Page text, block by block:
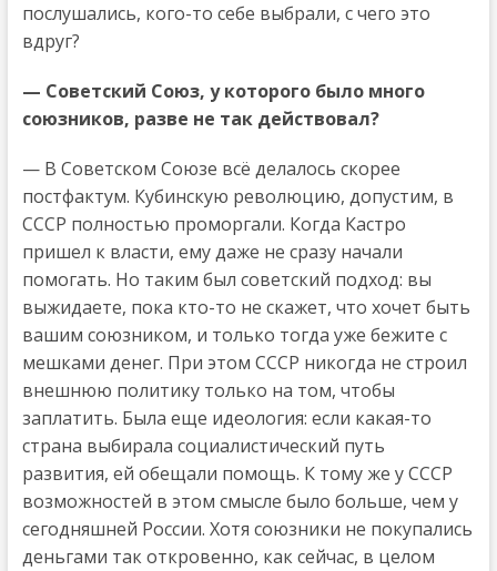
послушались, кого-то себе выбрали, с чего это
вдруг?
— Советский Союз, у которого было много
союзников, разве не так действовал?
— В Советском Союзе всё делалось скорее
постфактум. Кубинскую революцию, допустим, в
СССР полностью проморгали. Когда Кастро
пришел к власти, ему даже не сразу начали
помогать. Но таким был советский подход: вы
выжидаете, пока кто-то не скажет, что хочет быть
вашим союзником, и только тогда уже бежите с
мешками денег. При этом СССР никогда не строил
внешнюю политику только на том, чтобы
заплатить. Была еще идеология: если какая-то
страна выбирала социалистический путь
развития, ей обещали помощь. К тому же у СССР
возможностей в этом смысле было больше, чем у
сегодняшней России. Хотя союзники не покупались
деньгами так откровенно, как сейчас, в целом